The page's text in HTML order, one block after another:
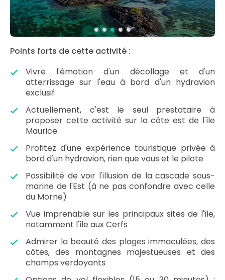
Points forts de cette activité :
Vivre l'émotion d'un décollage et d'un
atterrissage sur l'eau à bord d'un hydravion
exclusif
Actuellement, c'est le seul prestataire à
proposer cette activité sur la côte est de l'île
Maurice
Profitez d'une expérience touristique privée à
bord d'un hydravion, rien que vous et le pilote
Possibilité de voir l'illusion de la cascade sous-
marine de l'Est (à ne pas confondre avec celle
du Morne)
Vue imprenable sur les principaux sites de l'île,
notamment l'île aux Cerfs
Admirer la beauté des plages immaculées, des
côtes, des montagnes majestueuses et des
champs verdoyants